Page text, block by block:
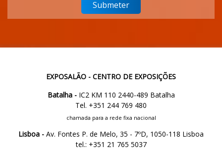
EXPOSALÃO - CENTRO DE EXPOSIÇÕES
Batalha -IC2 KM 110 2440-489 Batalha
Tel. +351 244 769 480
chamada para a rede fixa nacional
Lisboa - Av. Fontes P. de Melo, 35 - 7ºD, 1050-118 Lisboa
tel.: +351 21 765 5037